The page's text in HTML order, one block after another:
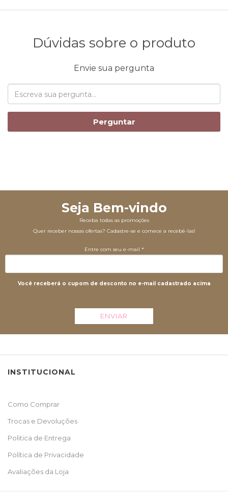
Dúvidas sobre o produto
Envie sua pergunta
Perguntar
Seja Bem-vindo
Receba todas as promoções
Quer receber nossas ofertas? Cadastre-se e comece a recebê-las!
Entre com seu e-mail *
Você receberá o cupom de desconto no e-mail cadastrado acima
ENVIAR
INSTITUCIONAL
Como Comprar
Trocas e Devoluções
Politica de Entrega
Política de Privacidade
Avaliações da Loja